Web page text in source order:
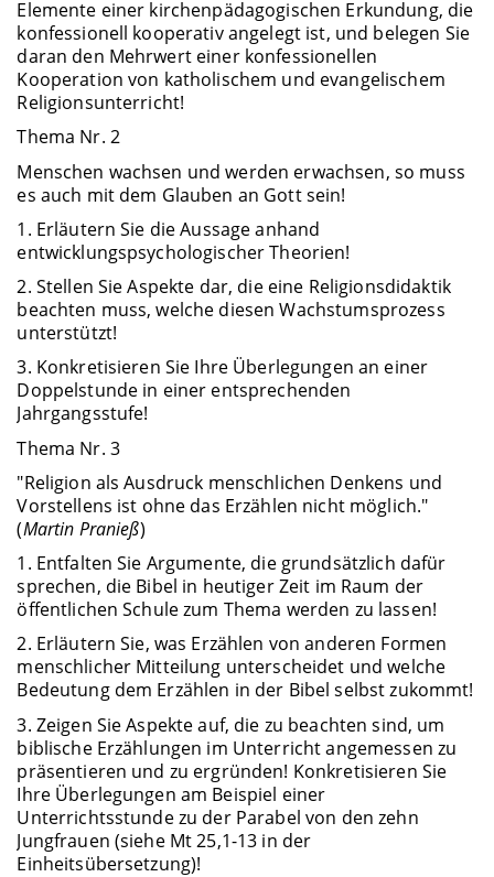
Elemente einer kirchenpädagogischen Erkundung, die
konfessionell kooperativ angelegt ist, und belegen Sie
daran den Mehrwert einer konfessionellen
Kooperation von katholischem und evangelischem
Religionsunterricht!
Thema Nr. 2
Menschen wachsen und werden erwachsen, so muss
es auch mit dem Glauben an Gott sein!
1. Erläutern Sie die Aussage anhand
entwicklungspsychologischer Theorien!
2. Stellen Sie Aspekte dar, die eine Religionsdidaktik
beachten muss, welche diesen Wachstumsprozess
unterstützt!
3. Konkretisieren Sie Ihre Überlegungen an einer
Doppelstunde in einer entsprechenden
Jahrgangsstufe!
Thema Nr. 3
"Religion als Ausdruck menschlichen Denkens und
Vorstellens ist ohne das Erzählen nicht möglich."
(Martin Pranieß)
1. Entfalten Sie Argumente, die grundsätzlich dafür
sprechen, die Bibel in heutiger Zeit im Raum der
öffentlichen Schule zum Thema werden zu lassen!
2. Erläutern Sie, was Erzählen von anderen Formen
menschlicher Mitteilung unterscheidet und welche
Bedeutung dem Erzählen in der Bibel selbst zukommt!
3. Zeigen Sie Aspekte auf, die zu beachten sind, um
biblische Erzählungen im Unterricht angemessen zu
präsentieren und zu ergründen! Konkretisieren Sie
Ihre Überlegungen am Beispiel einer
Unterrichtsstunde zu der Parabel von den zehn
Jungfrauen (siehe Mt 25,1-13 in der
Einheitsübersetzung)!